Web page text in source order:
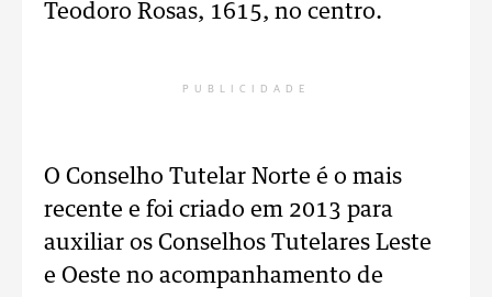
Teodoro Rosas, 1615, no centro.
PUBLICIDADE
O Conselho Tutelar Norte é o mais
recente e foi criado em 2013 para
auxiliar os Conselhos Tutelares Leste
e Oeste no acompanhamento de